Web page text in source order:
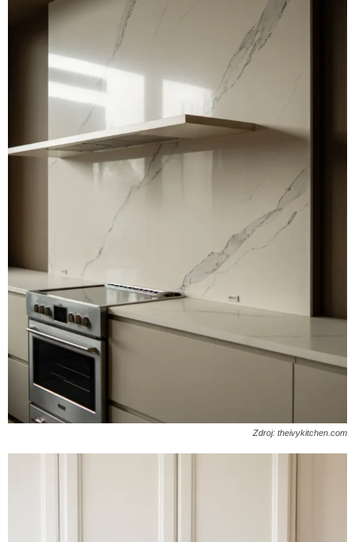
Zdroj: theivykitchen.com